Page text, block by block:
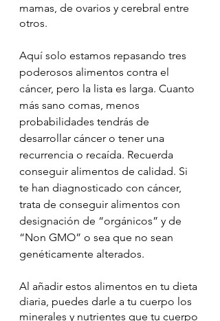
mamas, de ovarios y cerebral entre
otros.
Aquí solo estamos repasando tres
poderosos alimentos contra el
cáncer, pero la lista es larga. Cuanto
más sano comas, menos
probabilidades tendrás de
desarrollar cáncer o tener una
recurrencia o recaída. Recuerda
conseguir alimentos de calidad. Si
te han diagnosticado con cáncer,
trata de conseguir alimentos con
designación de “orgánicos” y de
“Non GMO” o sea que no sean
genéticamente alterados.
Al añadir estos alimentos en tu dieta
diaria, puedes darle a tu cuerpo los
minerales y nutrientes que tu cuerpo